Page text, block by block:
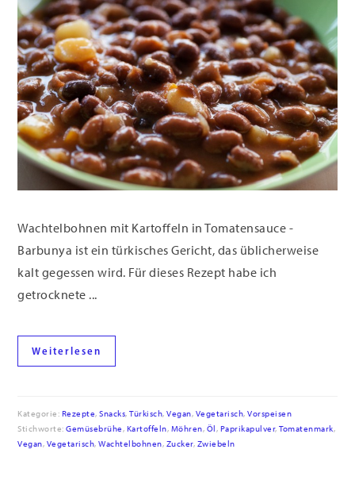
Wachtelbohnen mit Kartoffeln in Tomatensauce -
Barbunya ist ein türkisches Gericht, das üblicherweise
kalt gegessen wird. Für dieses Rezept habe ich
getrocknete ...
Weiterlesen
Kategorie: Rezepte,Snacks,Türkisch,Vegan, Vegetarisch,Vorspeisen
Stichworte:Gemüsebrühe, Kartoffeln, Möhren, Öl, Paprikapulver,Tomatenmark,
Vegan, Vegetarisch,Wachtelbohnen, Zucker, Zwiebeln